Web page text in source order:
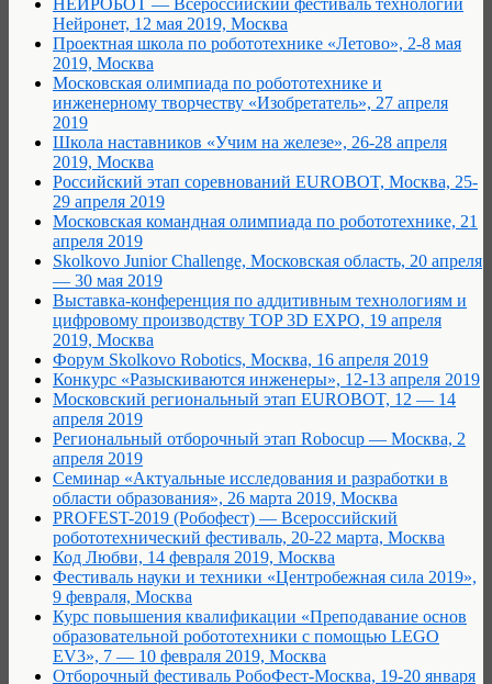
НЕЙРОБОТ — Всероссийский фестиваль технологий
Нейронет, 12 мая 2019, Москва
Проектная школа по робототехнике «Летово», 2-8 мая
2019, Москва
Московская олимпиада по робототехнике и
инженерному творчеству «Изобретатель», 27 апреля
2019
Школа наставников «Учим на железе», 26-28 апреля
2019, Москва
Российский этап соревнований EUROBOT, Москва, 25-
29 апреля 2019
Московская командная олимпиада по робототехнике, 21
апреля 2019
Skolkovo Junior Challenge, Московская область, 20 апреля
— 30 мая 2019
Выставка-конференция по аддитивным технологиям и
цифровому производству TOP 3D EXPO, 19 апреля
2019, Москва
Форум Skolkovo Robotics, Москва, 16 апреля 2019
Конкурс «Разыскиваются инженеры», 12-13 апреля 2019
Московский региональный этап EUROBOT, 12 — 14
апреля 2019
Региональный отборочный этап Robocup — Москва, 2
апреля 2019
Семинар «Актуальные исследования и разработки в
области образования», 26 марта 2019, Москва
PROFEST-2019 (Робофест) — Всероссийский
робототехнический фестиваль, 20-22 марта, Москва
Код Любви, 14 февраля 2019, Москва
Фестиваль науки и техники «Центробежная сила 2019»,
9 февраля, Москва
Курс повышения квалификации «Преподавание основ
образовательной робототехники с помощью LEGO
EV3», 7 — 10 февраля 2019, Москва
Отборочный фестиваль РобоФест-Москва, 19-20 января